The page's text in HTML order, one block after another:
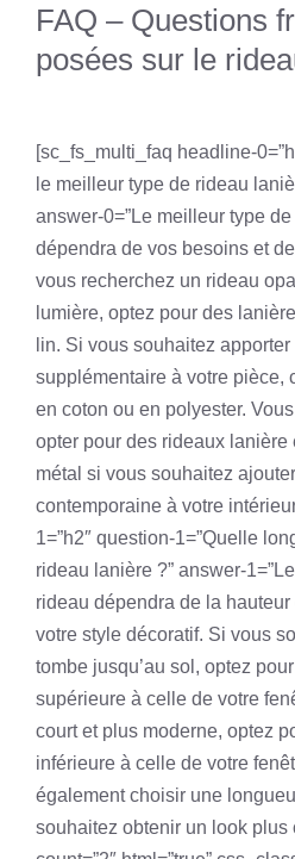
FAQ – Questions
posées sur le
[sc_fs_multi_faq headline-
le meilleur type de rideau
answer-0=”Le meilleur type
dépendra de vos besoins et
vous recherchez un rideau
lumière, optez pour des
lin. Si vous souhaitez
supplémentaire à votre pièce,
en coton ou en polyester.
opter pour des rideaux lanière
métal si vous souhaitez
contemporaine à votre
1=”h2″ question-1=”Quelle
rideau lanière ?” answer-
rideau dépendra de la
votre style décoratif. Si vous
tombe jusqu’au sol, optez
supérieure à celle de votre
court et plus moderne, optez
inférieure à celle de votre
également choisir une
souhaitez obtenir un look plus